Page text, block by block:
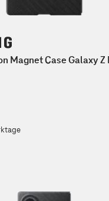
Magnet Case Galaxy Z